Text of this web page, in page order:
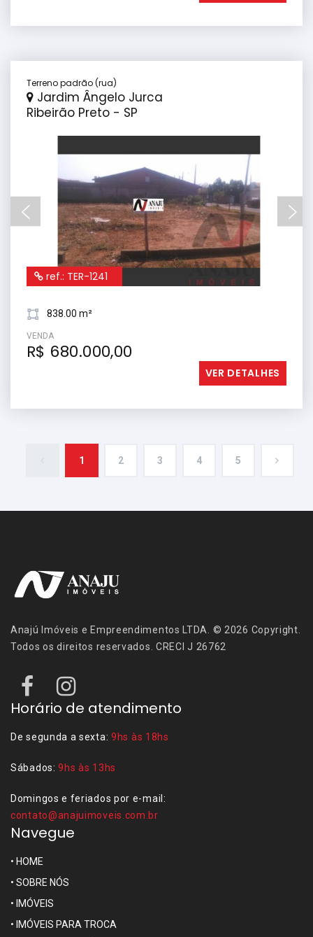
Terreno padrão (rua)
Jardim Ângelo Jurca
Ribeirão Preto - SP
ref.: TER-1241
838.00 m²
VENDA
R$ 680.000,00
VER DETALHES
1 2 3 4 5
Anajú Imóveis e Empreendimentos LTDA. © 2026 Copyright.
Todos os direitos reservados. CRECI J 26762
Horário de atendimento
De segunda a sexta: 9hs às 18hs
Sábados:9hs às 13hs
Domingos e feriados por e-mail:
contato@anajuimoveis.com.br
Navegue
• HOME
• SOBRE NÓS
• IMÓVEIS
• IMÓVEIS PARA TROCA